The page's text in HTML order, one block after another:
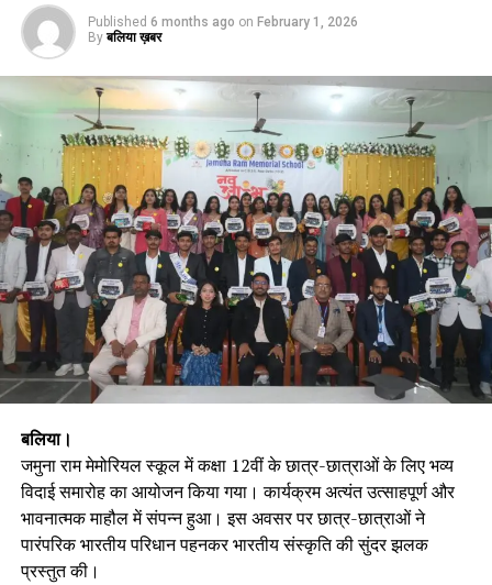
Published 6 months ago on February 1, 2026
By बलिया ख़बर
बलिया।
जमुना राम मेमोरियल स्कूल में कक्षा 12वीं के छात्र-छात्राओं के लिए भव्य
विदाई समारोह का आयोजन किया गया। कार्यक्रम अत्यंत उत्साहपूर्ण और
भावनात्मक माहौल में संपन्न हुआ। इस अवसर पर छात्र-छात्राओं ने
पारंपरिक भारतीय परिधान पहनकर भारतीय संस्कृति की सुंदर झलक
प्रस्तुत की।